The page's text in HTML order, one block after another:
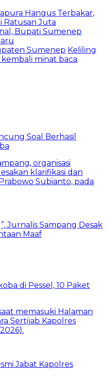
Hangus Terbakar,
Ratusan Juta
Bupati Sumenep
Sumenep Keliling
minat baca
Soal Berhasil
Jurnalis Sampang Desak
Maaf
di Pessel, 10 Paket
Jabat Kapolres